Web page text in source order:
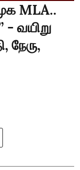
MLA..
- வயிறு
நேரு,